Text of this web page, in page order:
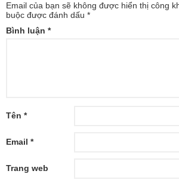
Email của bạn sẽ không được hiển thị công
buộc được đánh dấu *
Bình luận *
Tên *
Email *
Trang web